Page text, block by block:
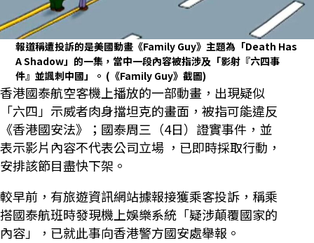
報道稱遭投訴的是美國動畫《Family Guy》主題為「Death Has
A Shadow」的一集，當中一段內容被指涉及「影射『六四事
件』並諷刺中國」。 (《Family Guy》截圖)
香港國泰航空客機上播放的一部動畫，出現疑似
「六四」示威者肉身擋坦克的畫面，被指可能違反
《香港國安法》；國泰周三（4日）證實事件，並
表示影片內容不代表公司立場 ，已即時採取行動，
安排該節目盡快下架。
較早前，有旅遊資訊網站據報接獲乘客投訴，稱乘
搭國泰航班時發現機上娛樂系統「疑涉顛覆國家的
內容」，已就此事向香港警方國安處舉報。